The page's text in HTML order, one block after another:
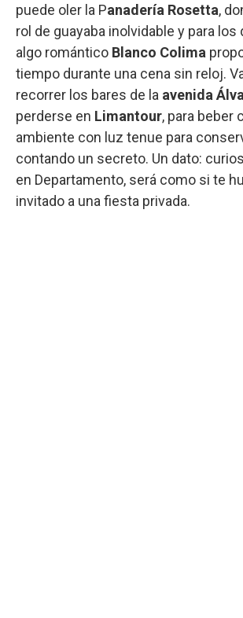
puede oler la Panadería Rosetta,
rol de guayaba inolvidable y para los
algo romántico Blanco Colima
tiempo durante una cena sin reloj.
recorrer los bares de la avenida
perderse en Limantour, para beber
ambiente con luz tenue para
contando un secreto. Un dato:
en Departamento, será como si te
invitado a una fiesta privada.